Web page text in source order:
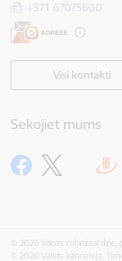
+371 67075600
Visi kontakti
Sekojiet mums
© 2026 Valsts robežsardze,
© 2020 Valsts kanceleja,